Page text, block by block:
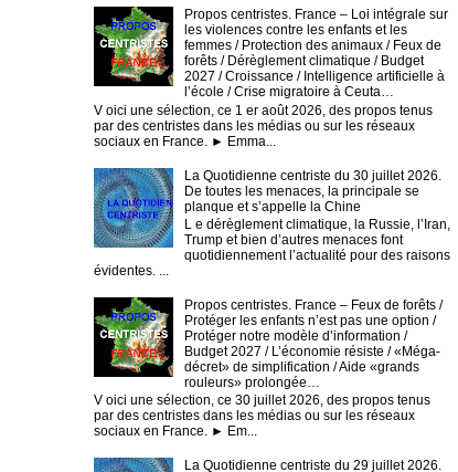
Propos centristes. France – Loi intégrale sur
les violences contre les enfants et les
femmes / Protection des animaux / Feux de
forêts / Dérèglement climatique / Budget
2027 / Croissance / Intelligence artificielle à
l’école / Crise migratoire à Ceuta…
V oici une sélection, ce 1 er août 2026, des propos tenus
par des centristes dans les médias ou sur les réseaux
sociaux en France. ► Emma...
La Quotidienne centriste du 30 juillet 2026.
De toutes les menaces, la principale se
planque et s’appelle la Chine
L e dérèglement climatique, la Russie, l’Iran,
Trump et bien d’autres menaces font
quotidiennement l’actualité pour des raisons
évidentes. ...
Propos centristes. France – Feux de forêts /
Protéger les enfants n’est pas une option /
Protéger notre modèle d’information /
Budget 2027 / L’économie résiste / «Méga-
décret» de simplification / Aide «grands
rouleurs» prolongée…
V oici une sélection, ce 30 juillet 2026, des propos tenus
par des centristes dans les médias ou sur les réseaux
sociaux en France. ► Em...
La Quotidienne centriste du 29 juillet 2026.